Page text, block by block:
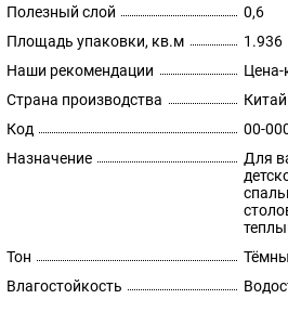
Полезный слой
0,6
Площадь упаковки, кв.м
1.936
Наши рекомендации
Цена-
Страна производства
Китай
Код
00-
Назначение
Для
Тон
Влагостойкость